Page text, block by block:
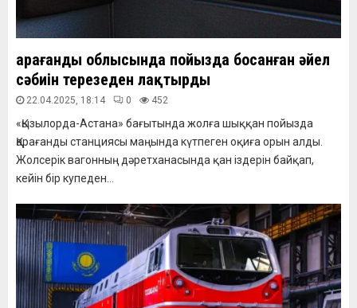
Қарағанды облысында пойызда босанған әйел
сәбиін терезеден лақтырды
22.04.2025, 18:14 0 452
«Қызылорда-Астана» бағытында жолға шыққан пойызда
Қарағанды станциясы маңында күтпеген оқиға орын алды.
Жолсерік вагонның дәретханасында қан іздерін байқап,
кейін бір купеден...